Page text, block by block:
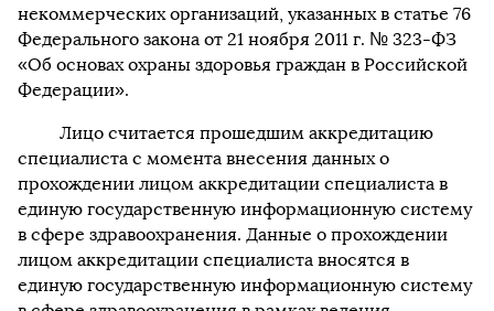
некоммерческих организаций, указанных в статье 76
Федерального закона от 21 ноября 2011 г. № 323-ФЗ
«Об основах охраны здоровья граждан в Российской
Федерации».
Лицо считается прошедшим аккредитацию
специалиста с момента внесения данных о
прохождении лицом аккредитации специалиста в
единую государственную информационную систему
в сфере здравоохранения. Данные о прохождении
лицом аккредитации специалиста вносятся в
единую государственную информационную систему